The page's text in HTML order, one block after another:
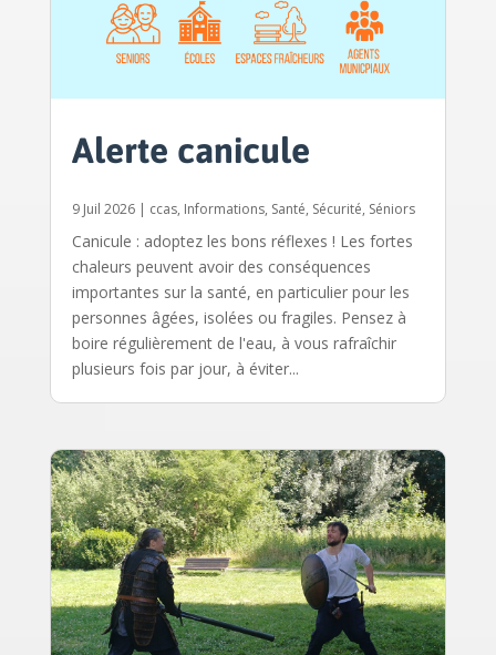
Alerte canicule
9 Juil 2026| ccas, Informations, Santé, Sécurité, Séniors
Canicule : adoptez les bons réflexes ! Les fortes
chaleurs peuvent avoir des conséquences
importantes sur la santé, en particulier pour les
personnes âgées, isolées ou fragiles. Pensez à
boire régulièrement de l'eau, à vous rafraîchir
plusieurs fois par jour, à éviter...